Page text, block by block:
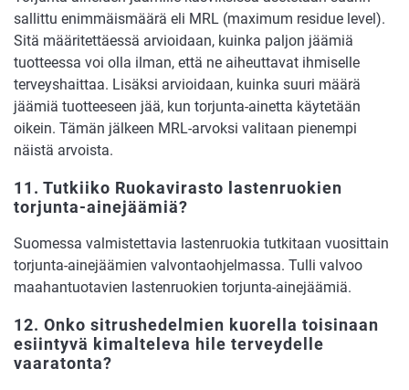
sallittu enimmäismäärä eli MRL (maximum residue level).
Sitä määritettäessä arvioidaan, kuinka paljon jäämiä
tuotteessa voi olla ilman, että ne aiheuttavat ihmiselle
terveyshaittaa. Lisäksi arvioidaan, kuinka suuri määrä
jäämiä tuotteeseen jää, kun torjunta-ainetta käytetään
oikein. Tämän jälkeen MRL-arvoksi valitaan pienempi
näistä arvoista.
11. Tutkiiko Ruokavirasto lastenruokien
torjunta-ainejäämiä?
Suomessa valmistettavia lastenruokia tutkitaan vuosittain
torjunta-ainejäämien valvontaohjelmassa. Tulli valvoo
maahantuotavien lastenruokien torjunta-ainejäämiä.
12. Onko sitrushedelmien kuorella toisinaan
esiintyvä kimalteleva hile terveydelle
vaaratonta?